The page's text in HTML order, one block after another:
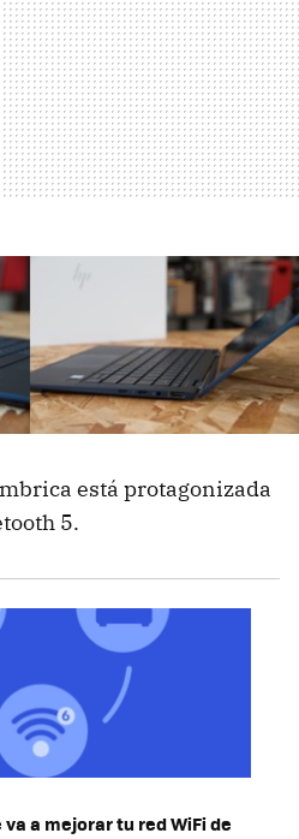
está protagonizada
5.
va a mejorar tu red WiFi de